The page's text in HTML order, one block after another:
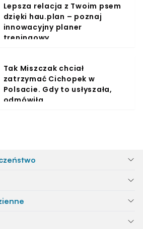
Lepsza relacja z Twoim psem
dzięki hau.plan – poznaj
innowacyjny planer
treningowy
Tak Miszczak chciał
zatrzymać Cichopek w
Polsacie. Gdy to usłyszała,
odmówiła